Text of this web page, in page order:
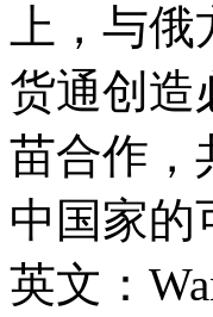
上，与
货通创造
苗合作，
中国家的
英文：